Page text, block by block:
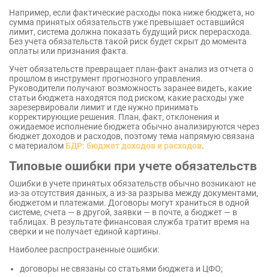
Например, если фактические расходы пока ниже бюджета, но
сумма принятых обязательств уже превышает оставшийся
лимит, система должна показать будущий риск перерасхода.
Без учета обязательств такой риск будет скрыт до момента
оплаты или признания факта.
Учет обязательств превращает план-факт анализ из отчета о
прошлом в инструмент прогнозного управления.
Руководители получают возможность заранее видеть, какие
статьи бюджета находятся под риском, какие расходы уже
зарезервировали лимит и где нужно принимать
корректирующие решения. План, факт, отклонения и
ожидаемое исполнение бюджета обычно анализируются через
бюджет доходов и расходов, поэтому тема напрямую связана
с материалом БДР: бюджет доходов и расходов.
Типовые ошибки при учете обязательств
Ошибки в учете принятых обязательств обычно возникают не
из-за отсутствия данных, а из-за разрыва между документами,
бюджетом и платежами. Договоры могут храниться в одной
системе, счета — в другой, заявки — в почте, а бюджет — в
таблицах. В результате финансовая служба тратит время на
сверки и не получает единой картины.
Наиболее распространенные ошибки:
договоры не связаны со статьями бюджета и ЦФО;